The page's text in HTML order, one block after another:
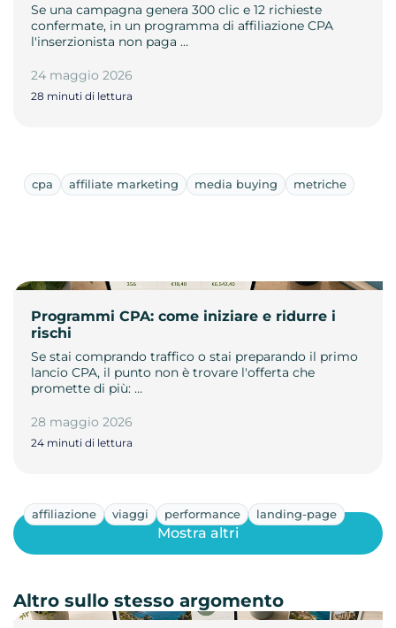
Se una campagna genera 300 clic e 12 richieste
confermate, in un programma di affiliazione CPA
l'inserzionista non paga …
24 maggio 2026
28 minuti di lettura
cpa affiliate marketing media buying metriche
Programmi CPA: come iniziare e ridurre i
rischi
Se stai comprando traffico o stai preparando il primo
lancio CPA, il punto non è trovare l'offerta che
promette di più: …
28 maggio 2026
24 minuti di lettura
affiliazione viaggi performance landing-page
Mostra altri
Altro sullo stesso argomento